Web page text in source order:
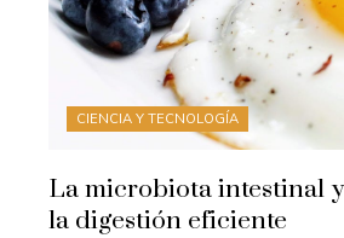
CIENCIA Y TECNOLOGÍA
La microbiota intestinal
la digestión eficiente